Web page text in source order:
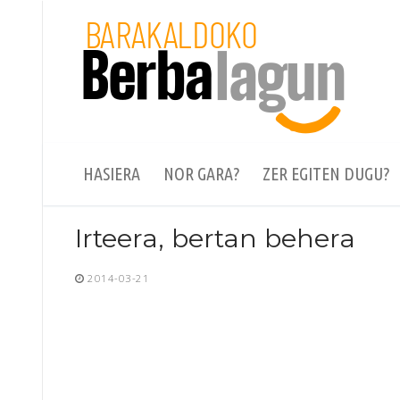
content
HASIERA NOR GARA? ZER EGITEN DUGU?
Irteera, bertan behera
2014-03-21